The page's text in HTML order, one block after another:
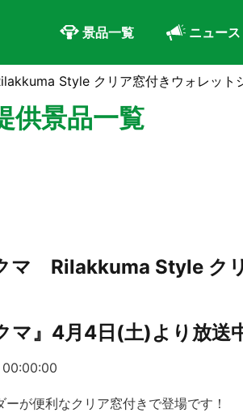
景品一覧 ニュース
Style クリア窓付きウォレット
供景品一覧
マ Rilakkuma Style ク
マ』4月4日(土)より放送
が便利なクリア窓付きで登場です！